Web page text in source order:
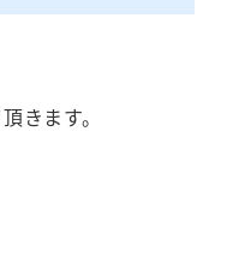
きます。